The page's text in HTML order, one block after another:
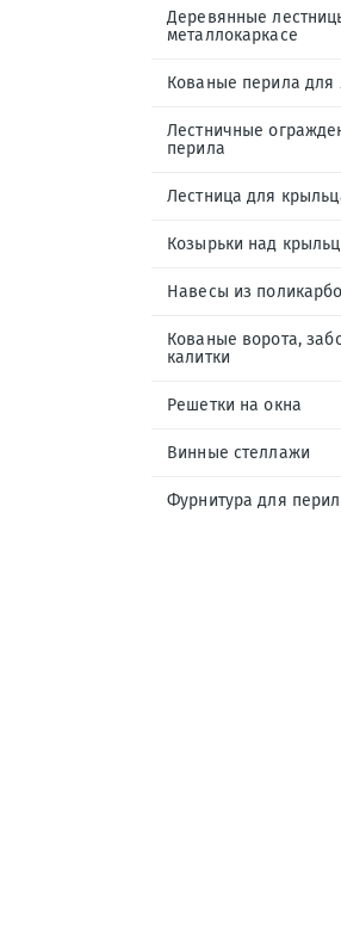
Деревянные
металлокаркасе
Кованые перила для
Лестничные
перила
Лестница для
Козырьки над
Навесы из
Кованые ворота,
калитки
Решетки на окна
Винные стеллажи
Фурнитура для